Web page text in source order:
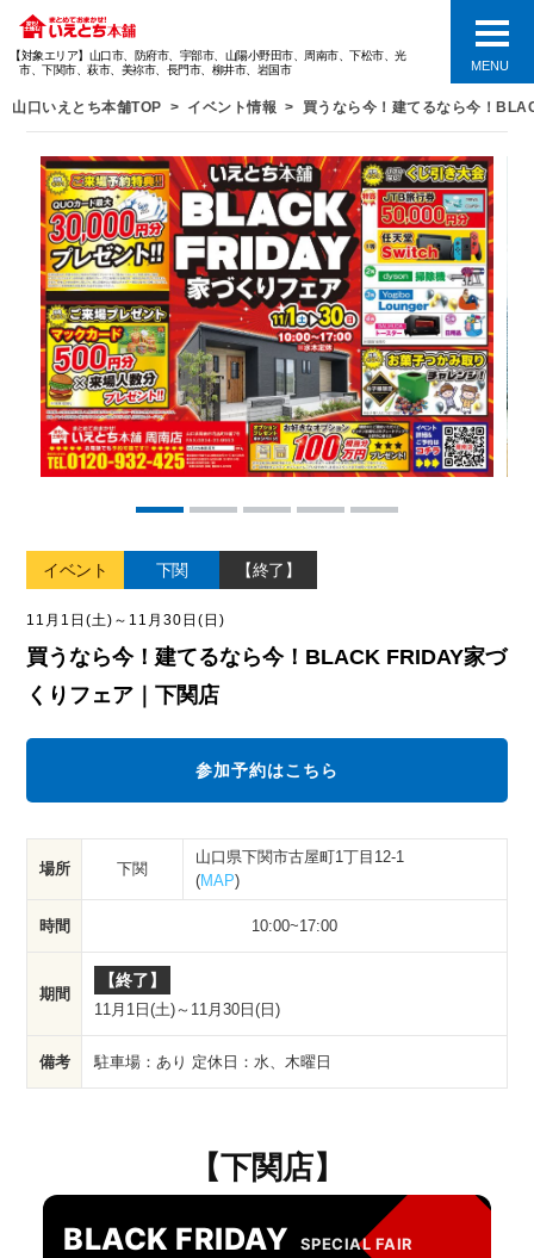
【対象エリア】山口市、防府市、宇部市、山陽小野田市、周南市、下松市、光
市、下関市、萩市、美祢市、長門市、柳井市、岩国市
MENU
山口いえとち本舗TOP イベント情報 買うなら今！建てるなら今！
イベント 下関 【終了】
11月1日(土) ～ 11月30日(日)
買うなら今！建てるなら今！BLACK FRIDAY家づ
くりフェア｜下関店
参加予約はこちら
場所 下関
山口県下関市古屋町1丁目12-1
(MAP)
期間
【終了】
11月1日(土)～ 11月30日(日)
時間 10:00~17:00
備考 駐車場：あり 定休日：水、木曜日
【下関店】
BLACK FRIDAY SPECIAL FAIR